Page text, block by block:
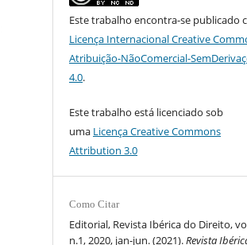
Este trabalho encontra-se publicado
Licença Internacional Creative
Atribuição-NãoComercial-
4.0.
Este trabalho está licenciado sob
uma Licença Creative Commons
Attribution 3.0
Como Citar
Editorial, Revista Ibérica do Direito,
n.1, 2020, jan-jun. (2021).Revista